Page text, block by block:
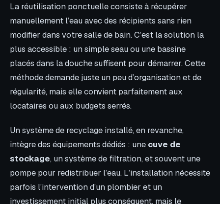
La réutilisation ponctuelle consiste à récupérer
manuellement l’eau avec des récipients sans rien
modifier dans votre salle de bain. C’est la solution la
plus accessible : un simple seau ou une bassine
placés dans la douche suffisent pour démarrer. Cette
méthode demande juste un peu d’organisation et de
régularité, mais elle convient parfaitement aux
locataires ou aux budgets serrés.
Un système de recyclage installé, en revanche,
intègre des équipements dédiés : une cuve de
stockage, un système de filtration, et souvent une
pompe pour redistribuer l’eau. L’installation nécessite
parfois l’intervention d’un plombier et un
investissement initial plus conséquent, mais le